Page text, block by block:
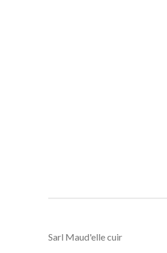
Sarl Maud'elle cuir